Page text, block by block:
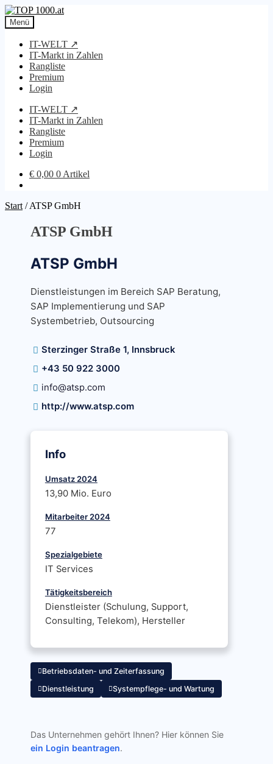
Zur
Navigation
springen
Zum
Inhalt
springen
Menü
IT-WELT ↗
IT-Markt in Zahlen
Rangliste
Premium
Login
IT-WELT ↗
IT-Markt in Zahlen
Rangliste
Premium
Login
€ 0,00 0 Artikel
Start /ATSP GmbH
ATSP GmbH
ATSP GmbH
Dienstleistungen im Bereich SAP Beratung,
SAP Implementierung und SAP
Systembetrieb, Outsourcing
Sterzinger Straße 1, Innsbruck
+43 50 922 3000
info@atsp.com
http://www.atsp.com
Info
Umsatz 2024
13,90 Mio. Euro
Mitarbeiter 2024
77
Spezialgebiete
IT Services
Tätigkeitsbereich
Dienstleister (Schulung, Support,
Consulting, Telekom), Hersteller
Betriebsdaten- und Zeiterfassung
Dienstleistung
Systempflege- und Wartung
Das Unternehmen gehört Ihnen? Hier können Sie
ein Login beantragen.